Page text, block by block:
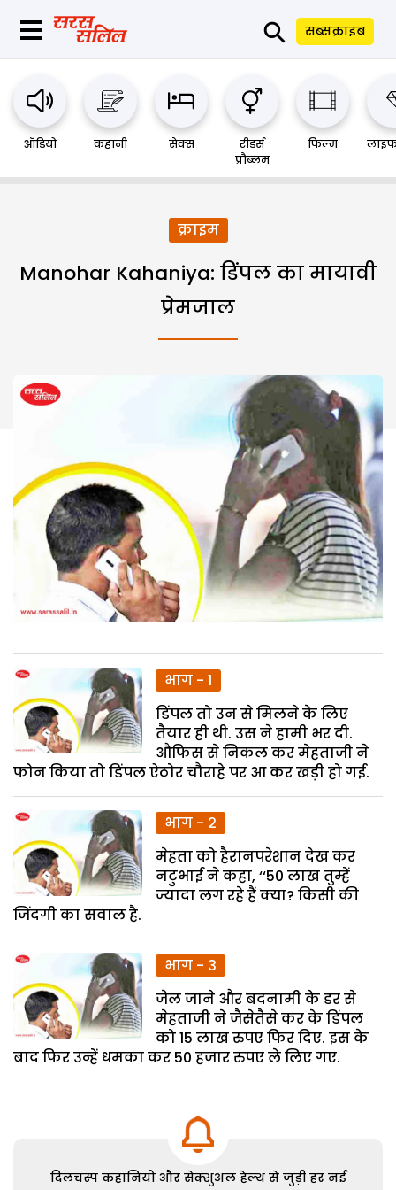
⚲ सब्सक्राइब
ऑडियो कहानी सेक्स
रीडर्स
प्रौब्लम
फिल्म
क्राइम
Manohar Kahaniya: डिंपल का मायावी
प्रेमजाल
भाग - 1
डिंपल तो उन से मिलने के लिए
तैयार ही थी. उस ने हामी भर दी.
औफिस से निकल कर मेहताजी ने
फोन किया तो डिंपल ऐठोर चौराहे पर आ कर खड़ी हो गई.
भाग - 2
मेहता को हैरानपरेशान देख कर
नटुभाई ने कहा, ‘‘50 लाख तुम्हें
ज्यादा लग रहे हैं क्या? किसी की
जिंदगी का सवाल है.
भाग - 3
जेल जाने और बदनामी के डर से
मेहताजी ने जैसेतैसे कर के डिंपल
को 15 लाख रुपए फिर दिए. इस के
बाद फिर उन्हें धमका कर 50 हजार रुपए ले लिए गए.
दिलचस्प कहानियों और सेक्शुअल हेल्थ से जुड़ी हर नई